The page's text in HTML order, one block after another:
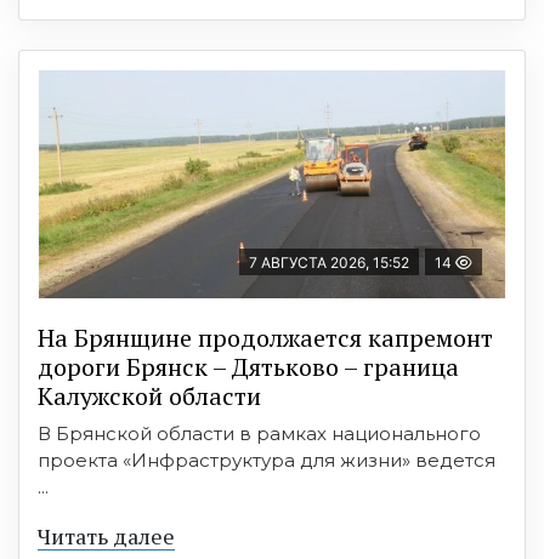
7 АВГУСТА 2026, 15:52 14
На Брянщине продолжается капремонт
дороги Брянск – Дятьково – граница
Калужской области
В Брянской области в рамках национального
проекта «Инфраструктура для жизни» ведется
...
Читать далее